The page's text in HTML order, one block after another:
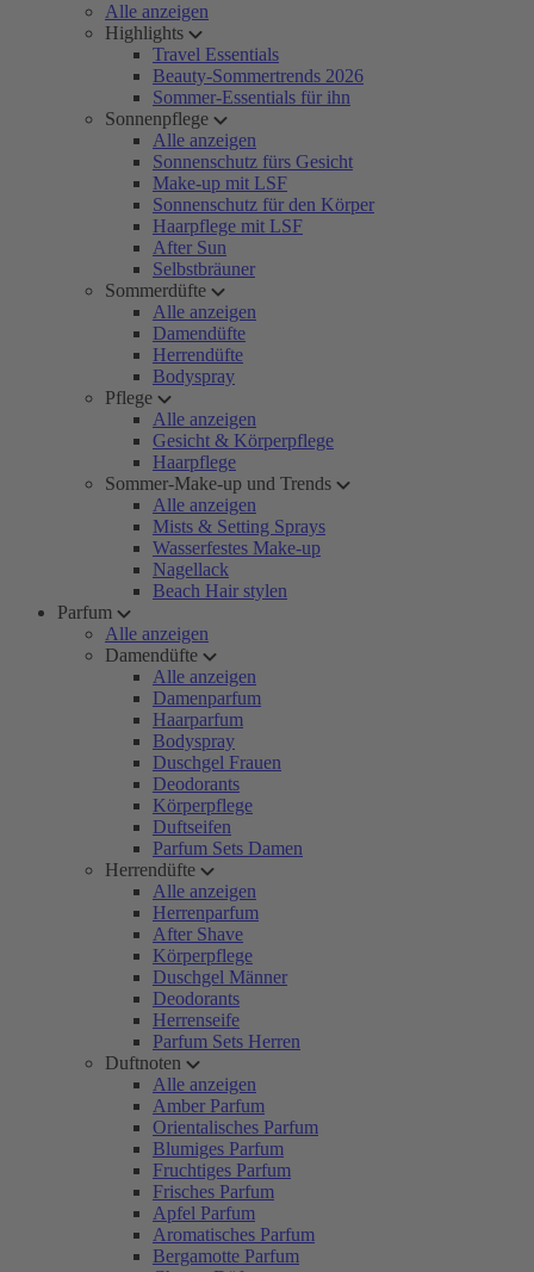
Alle anzeigen
Highlights
Travel Essentials
Beauty-Sommertrends 2026
Sommer-Essentials für ihn
Sonnenpflege
Alle anzeigen
Sonnenschutz fürs Gesicht
Make-up mit LSF
Sonnenschutz für den Körper
Haarpflege mit LSF
After Sun
Selbstbräuner
Sommerdüfte
Alle anzeigen
Damendüfte
Herrendüfte
Bodyspray
Pflege
Alle anzeigen
Gesicht & Körperpflege
Haarpflege
Sommer-Make-up und Trends
Alle anzeigen
Mists & Setting Sprays
Wasserfestes Make-up
Nagellack
Beach Hair stylen
Parfum
Alle anzeigen
Damendüfte
Alle anzeigen
Damenparfum
Haarparfum
Bodyspray
Duschgel Frauen
Deodorants
Körperpflege
Duftseifen
Parfum Sets Damen
Herrendüfte
Alle anzeigen
Herrenparfum
After Shave
Körperpflege
Duschgel Männer
Deodorants
Herrenseife
Parfum Sets Herren
Duftnoten
Alle anzeigen
Amber Parfum
Orientalisches Parfum
Blumiges Parfum
Fruchtiges Parfum
Frisches Parfum
Apfel Parfum
Aromatisches Parfum
Bergamotte Parfum